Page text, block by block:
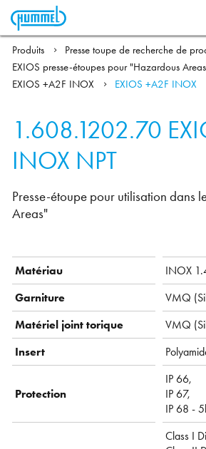
Produits Presse toupe de recherche de
EXIOS presse-étoupes pour "Hazardous
EXIOS +A2F INOX
EXIOS +A2F INOX
1.608.1202.70
INOX NPT
Presse-étoupe pour utilisation dans
Areas"
Matériau
INOX
Garniture
VMQ (
Matériel joint torique
VMQ (
Insert
Protection
IP 66,
IP 67,
IP 68 -
Class I